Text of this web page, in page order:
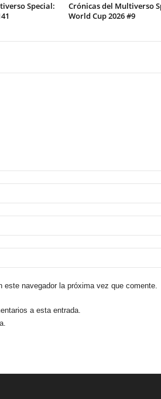
Special:
Crónicas del Multiverso
World Cup 2026 #9
navegador la próxima vez que comente.
a esta entrada.